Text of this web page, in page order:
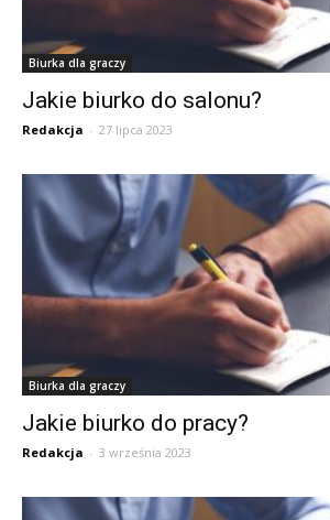
Biurka dla graczy
Jakie biurko do salonu?
Redakcja - 27 lipca 2023
Biurka dla graczy
Jakie biurko do pracy?
Redakcja - 3 września 2023